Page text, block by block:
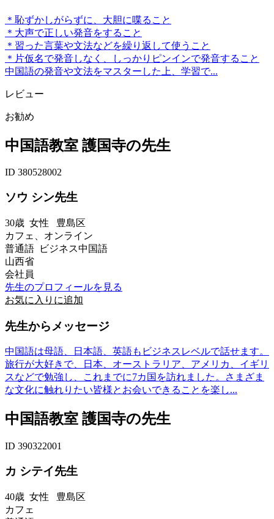
＊恥ずかしがらずに、大胆に喋ること
＊大声で正しい発音をすること
＊習った言葉や文法などを繰り返して使うこと
＊片仮名で発音しなく、しっかりピンインで発音すること
中国語の発音や文法をマスターした上、学習で...
レビュー
お勧め
中国語教室 護国寺の先生
ID 380528002
ソウ シン先生
30歳 女性 豊島区
カフェ、オンライン
普通語 ビジネス中国語
山西省
会社員
先生のプロフィールを見る
お気に入りに追加
先生からメッセージ
中国語は母語、日本語、英語もビジネスレベルで話せます。
旅行が大好きで、日本、オーストラリア、アメリカ、イギリ
スなどで勉強し、これまでに7カ国を訪れました。さまざま
な文化に触れりたい皆様とお会いできることを楽し...
中国語教室 護国寺の先生
ID 390322001
カ シテイ先生
40歳 女性 豊島区
カフェ